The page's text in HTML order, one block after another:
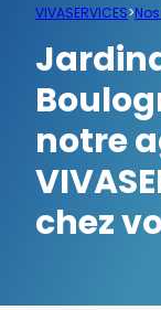
VIVASERVICES>
notre
chez